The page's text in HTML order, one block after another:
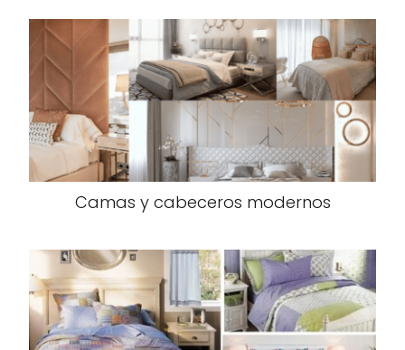
Camas y cabeceros modernos